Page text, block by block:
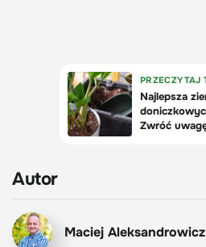
Autor
Maciej Aleksandrowicz